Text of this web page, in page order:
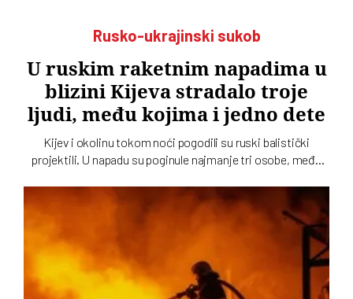
Rusko-ukrajinski sukob
U ruskim raketnim napadima u
blizini Kijeva stradalo troje
ljudi, među kojima i jedno dete
Kijev i okolinu tokom noći pogodili su ruski balistički
projektili. U napadu su poginule najmanje tri osobe, među